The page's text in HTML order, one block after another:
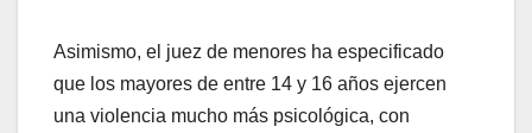
Asimismo, el juez de menores ha especificado
que los mayores de entre 14 y 16 años ejercen
una violencia mucho más psicológica, con